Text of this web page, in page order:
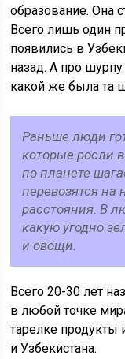
образование. Она
Всего лишь один
появились в
назад. А про
какой же была та
Раньше люди
которые росли
по планете
перевозятся
расстояния. В
какую угодно
и овощи.
Всего 20-30 лет
в любой точке
тарелке продукты
и Узбекистана.